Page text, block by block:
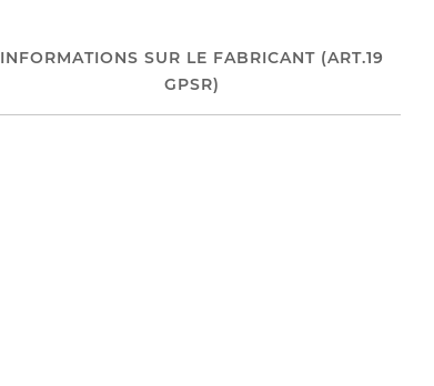
INFORMATIONS SUR LE FABRICANT (ART.19
GPSR)